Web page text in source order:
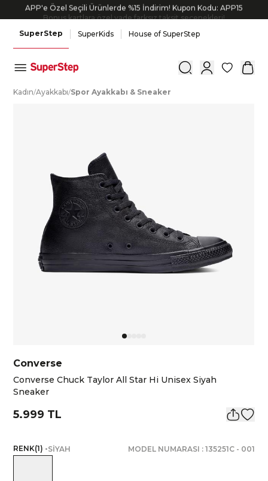
Bonus kartlara özel vade farksız taksit seçenekleri!
SuperStep SuperKids House of SuperStep
0
Kadın/Ayakkabı/Spor Ayakkabı & Sneaker
Converse
Converse Chuck Taylor All Star Hi Unisex Siyah
Sneaker
5.999 TL
RENK(1) •SİYAH MODEL NUMARASI : 135251C- 001